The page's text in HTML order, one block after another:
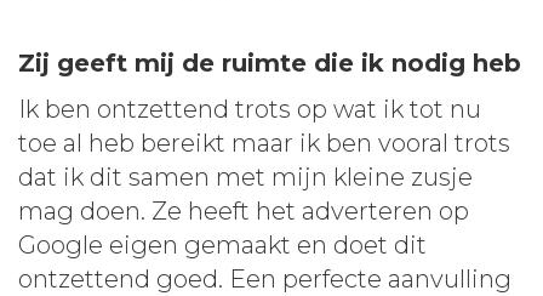
Zij geeft mij de ruimte die ik nodig heb
Ik ben ontzettend trots op wat ik tot nu
toe al heb bereikt maar ik ben vooral trots
dat ik dit samen met mijn kleine zusje
mag doen. Ze heeft het adverteren op
Google eigen gemaakt en doet dit
ontzettend goed. Een perfecte aanvulling